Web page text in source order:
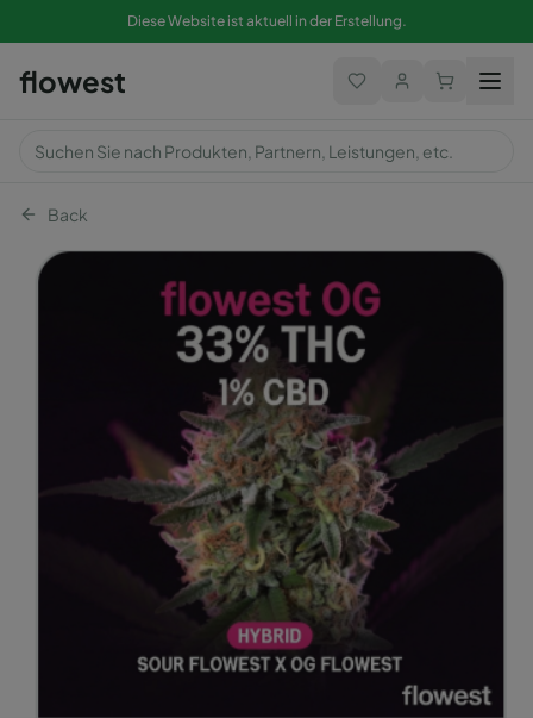
Diese Website ist aktuell in der Erstellung.
flowest
Back